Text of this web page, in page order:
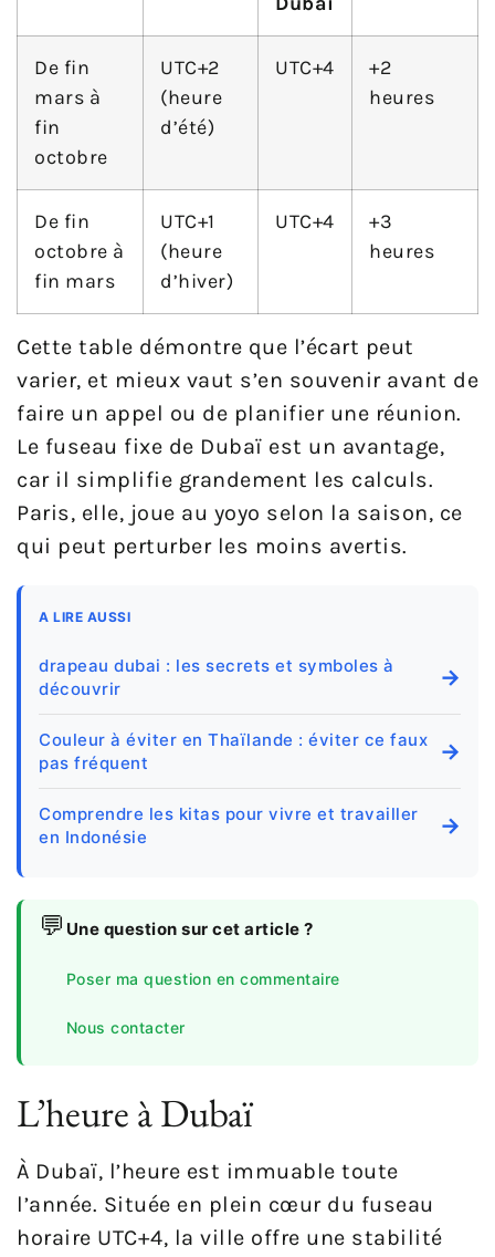
De fin
mars à
fin
octobre
UTC+2
(heure
d’été)
UTC+4
+2
heures
De fin
octobre à
fin mars
UTC+1
(heure
d’hiver)
UTC+4
+3
heures
Cette table démontre que l’écart peut
varier, et mieux vaut s’en souvenir avant de
faire un appel ou de planifier une réunion.
Le fuseau fixe de Dubaï est un avantage,
car il simplifie grandement les calculs.
Paris, elle, joue au yoyo selon la saison, ce
qui peut perturber les moins avertis.
A LIRE AUSSI
drapeau dubai : les secrets et symboles à
découvrir
→
Couleur à éviter en Thaïlande : éviter ce faux
pas fréquent
→
Comprendre les kitas pour vivre et travailler
en Indonésie
→
💬 Une question sur cet article ?
Poser ma question en commentaire
Nous contacter
L’heure à Dubaï
À Dubaï, l’heure est immuable toute
l’année. Située en plein cœur du fuseau
horaire UTC+4, la ville offre une stabilité